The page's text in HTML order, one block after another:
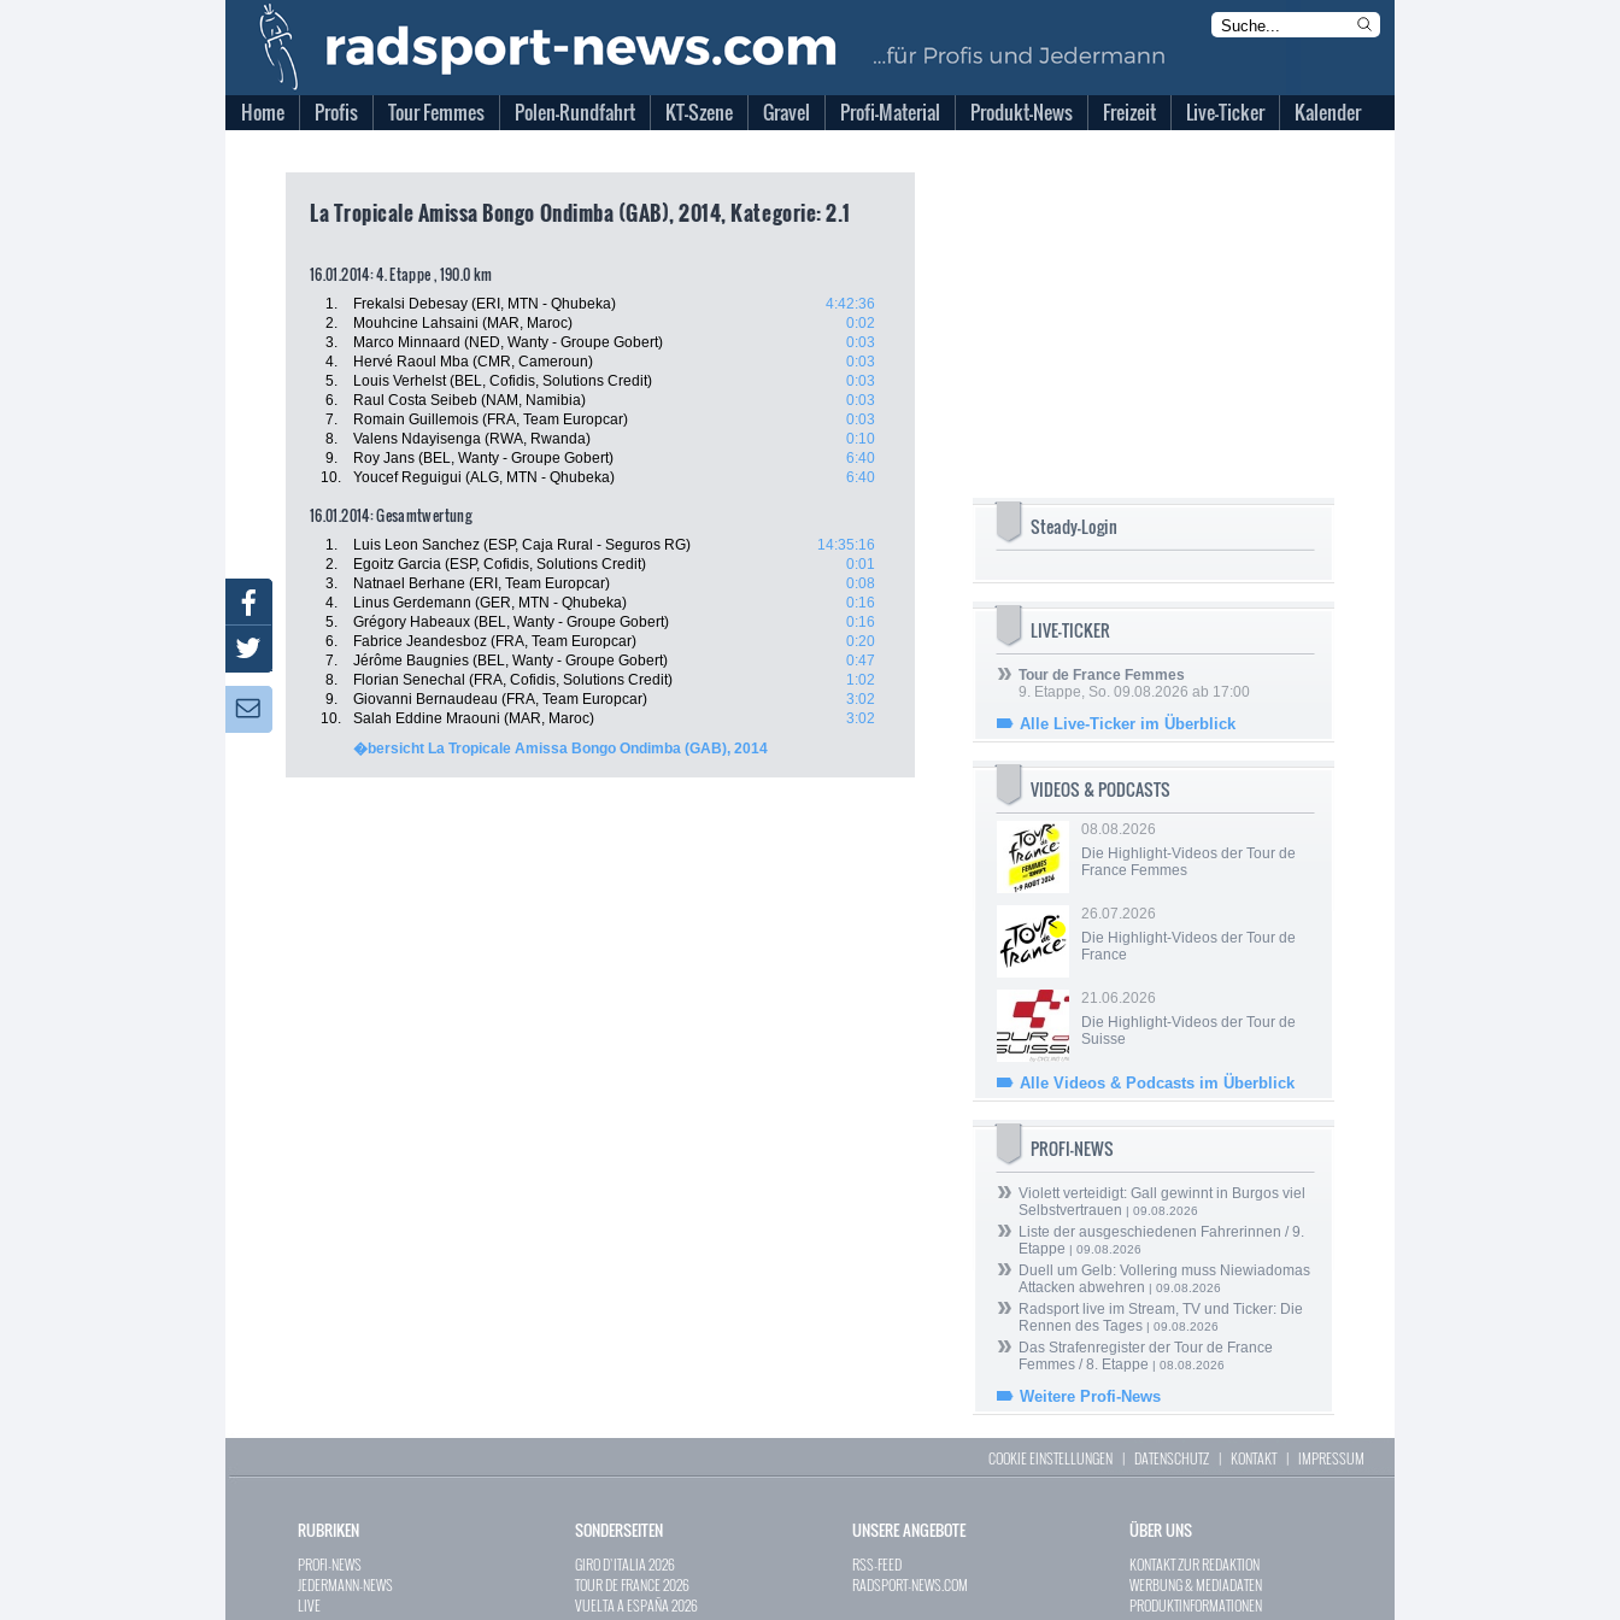
Home Profis Tour Femmes Polen-Rundfahrt KT-Szene Gravel Profi-Material Produkt-News Freizeit Live-Ticker Kalender
La Tropicale Amissa Bongo Ondimba (GAB), 2014, Kategorie: 2.1
16.01.2014: 4. Etappe , 190.0 km
1. Frekalsi Debesay (ERI, MTN - Qhubeka)
4:42:36
2.
Mouhcine Lahsaini (MAR, Maroc)
0:02
3.
Marco Minnaard (NED, Wanty - Groupe Gobert)
0:03
4.
Hervé Raoul Mba (CMR, Cameroun)
0:03
5.
Louis Verhelst (BEL, Cofidis, Solutions Credit)
0:03
6.
Raul Costa Seibeb (NAM, Namibia)
0:03
7.
Romain Guillemois (FRA, Team Europcar)
0:03
8.
Valens Ndayisenga (RWA, Rwanda)
0:10
9.
Roy Jans (BEL, Wanty - Groupe Gobert)
6:40
10.
Youcef Reguigui (ALG, MTN - Qhubeka) 6:40
16.01.2014: Gesamtwertung
1. Luis Leon Sanchez (ESP, Caja Rural - Seguros RG)
14:35:16
2.
Egoitz Garcia (ESP, Cofidis, Solutions Credit)
0:01
3.
Natnael Berhane (ERI, Team Europcar)
0:08
4.
Linus Gerdemann (GER, MTN - Qhubeka)
0:16
5.
Grégory Habeaux (BEL, Wanty - Groupe Gobert)
0:16
6.
Fabrice Jeandesboz (FRA, Team Europcar)
0:20
7.
Jérôme Baugnies (BEL, Wanty - Groupe Gobert)
0:47
8.
Florian Senechal (FRA, Cofidis, Solutions Credit)
1:02
9.
Giovanni Bernaudeau (FRA, Team Europcar)
3:02
10.
Salah Eddine Mraouni (MAR, Maroc)
3:02
�bersicht La Tropicale Amissa Bongo Ondimba (GAB), 2014
Steady-Login
LIVE-TICKER
Tour de France Femmes
9. Etappe, So. 09.08.2026 ab 17:00
Alle Live-Ticker im Überblick
VIDEOS & PODCASTS
08.08.2026
Die Highlight-Videos der Tour de
France Femmes
26.07.2026
Die Highlight-Videos der Tour de
France
21.06.2026
Die Highlight-Videos der Tour de
Suisse
Alle Videos & Podcasts im Überblick
PROFI-NEWS
Violett verteidigt: Gall gewinnt in Burgos viel
Selbstvertrauen | 09.08.2026
Liste der ausgeschiedenen Fahrerinnen / 9.
Etappe | 09.08.2026
Duell um Gelb: Vollering muss Niewiadomas
Attacken abwehren | 09.08.2026
Radsport live im Stream, TV und Ticker: Die
Rennen des Tages | 09.08.2026
Das Strafenregister der Tour de France
Femmes / 8. Etappe | 08.08.2026
Weitere Profi-News
Facebook
Twitter
Newsletter:
COOKIE EINSTELLUNGEN | DATENSCHUTZ | KONTAKT| IMPRESSUM
RUBRIKEN
PROFI-NEWS
JEDERMANN-NEWS
LIVE
SONDERSEITEN
GIRO D`ITALIA 2026
TOUR DE FRANCE 2026
VUELTA A ESPAÑA 2026
UNSERE ANGEBOTE
RSS-FEED
RADSPORT-NEWS.COM
ÜBER UNS
KONTAKT ZUR REDAKTION
WERBUNG & MEDIADATEN
PRODUKTINFORMATIONEN